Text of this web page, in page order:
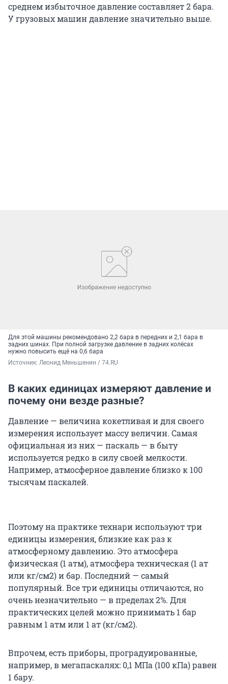
среднем избыточное давление составляет 2 бара.
У грузовых машин давление значительно выше.
Для этой машины рекомендовано 2,2 бара в передних и 2,1 бара в
задних шинах. При полной загрузке давление в задних колёсах
нужно повысить ещё на 0,6 бара
Источник: Леонид Меньшенин / 74.RU
В каких единицах измеряют давление и
почему они везде разные?
Давление — величина кокетливая и для своего
измерения использует массу величин. Самая
официальная из них — паскаль — в быту
используется редко в силу своей мелкости.
Например, атмосферное давление близко к 100
тысячам паскалей.
Поэтому на практике технари используют три
единицы измерения, близкие как раз к
атмосферному давлению. Это атмосфера
физическая (1 атм), атмосфера техническая (1 ат
или кг/см2) и бар. Последний — самый
популярный. Все три единицы отличаются, но
очень незначительно — в пределах 2%. Для
практических целей можно принимать 1 бар
равным 1 атм или 1 ат (кг/см2).
Впрочем, есть приборы, проградуированные,
например, в мегапаскалях: 0,1 МПа (100 кПа) равен
1 бару.